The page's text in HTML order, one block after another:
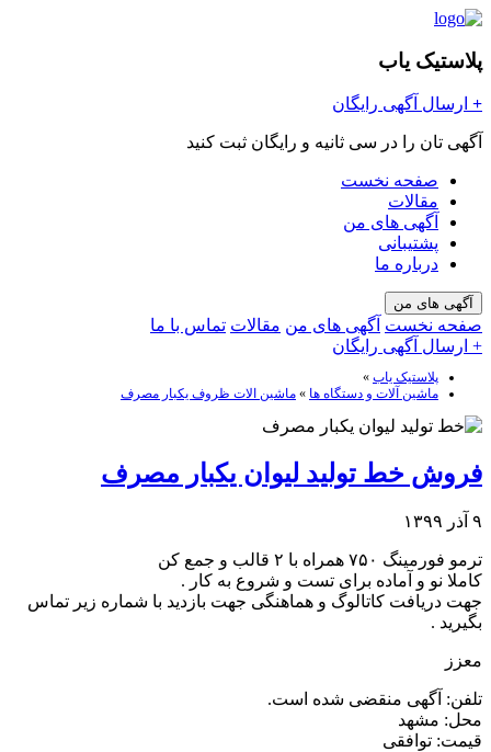
پلاستیک یاب
+ ارسال آگهی رایگان
آگهی تان را در سی ثانیه و رایگان ثبت کنید
صفحه نخست
مقالات
آگهی های من
پشتیبانی
درباره ما
آگهی های من
صفحه نخست آگهی های من مقالات تماس با ما
+ ارسال آگهی رایگان
پلاستیک یاب »
ماشین آلات و دستگاه ها » ماشین الات ظروف یکبار مصرف
فروش خط تولید لیوان یکبار مصرف
۹ آذر ۱۳۹۹
ترمو فورمینگ ٧۵٠ همراه با ٢ قالب و جمع کن
کاملا نو و آماده برای تست و شروع به کار .
جهت دریافت کاتالوگ و هماهنگی جهت بازدید با شماره زیر تماس
بگیرید .
معزز
تلفن: آگهی منقضی شده است.
محل: مشهد
قیمت: توافقی